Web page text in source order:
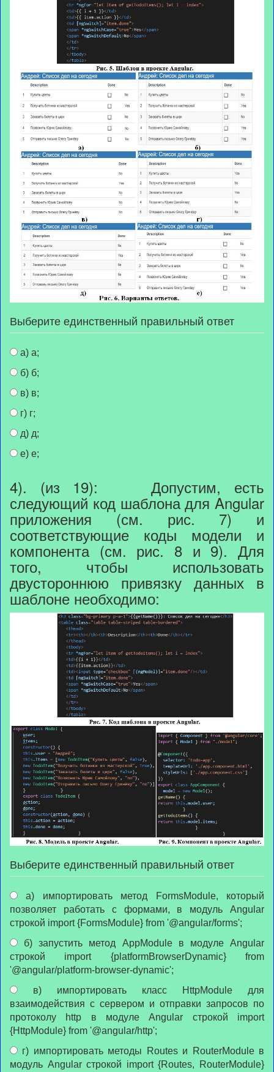
Выберите единственный правильный ответ
а) а;
б) б;
в) в;
г) г;
д) д;
е) е;
4). (из 19): Допустим, есть
следующий код шаблона для Angular
приложения (см. рис. 7) и
соответствующие коды модели и
компонента (см. рис. 8 и 9). Для
того, чтобы использовать
двустороннюю привязку данных в
шаблоне необходимо:
Выберите единственный правильный ответ
позволяет работать с формами, в модуль Angular
строкой import {FormsModule} from '@angular/forms';
строкой import {platformBrowserDynamic} from
'@angular/platform-browser-dynamic';
взаимодействия с сервером и отправки запросов по
протоколу http в модуле Angular строкой import
{HttpModule} from '@angular/http';
модуль Angular строкой import {Routes, RouterModule}